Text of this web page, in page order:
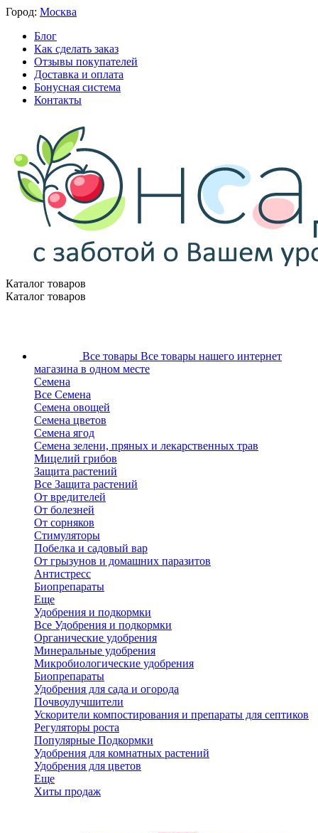
Город: Москва
Блог
Как сделать заказ
Отзывы покупателей
Доставка и оплата
Бонусная система
Контакты
Каталог товаров
Каталог товаров
Все товары Все товары нашего интернет
магазина в одном месте
Семена
Все Семена
Семена овощей
Семена цветов
Семена ягод
Семена зелени, пряных и лекарственных трав
Мицелий грибов
Защита растений
Все Защита растений
От вредителей
От болезней
От сорняков
Стимуляторы
Побелка и садовый вар
От грызунов и домашних паразитов
Антистресс
Биопрепараты
Еще
Удобрения и подкормки
Все Удобрения и подкормки
Органические удобрения
Минеральные удобрения
Микробиологические удобрения
Биопрепараты
Удобрения для сада и огорода
Почвоулучшители
Ускорители компостирования и препараты для септиков
Регуляторы роста
Популярные Подкормки
Удобрения для комнатных растений
Удобрения для цветов
Еще
Хиты продаж